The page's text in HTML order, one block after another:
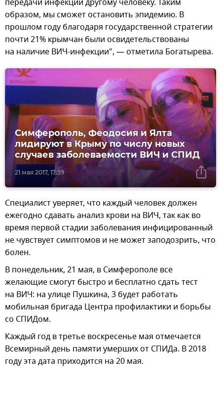
передачи инфекции другому человеку. Таким
образом, мы сможет остановить эпидемию. В
прошлом году благодаря государственной стратегии
почти 21% крымчан были освидетельствованы
на наличие ВИЧ-инфекции", — отметила Богатырева.
21 мая 2017, 17:59
Симферополь, Феодосия и Ялта
лидируют в Крыму по числу новых
случаев заболеваемости ВИЧ и СПИД
Специалист уверяет, что каждый человек должен
ежегодно сдавать анализ крови на ВИЧ, так как во
время первой стадии заболевания инфицированный
не чувствует симптомов и не может заподозрить, что
болен.
В понедельник, 21 мая, в Симферополе все
желающие смогут быстро и бесплатно сдать тест
на ВИЧ: на улице Пушкина, 3 будет работать
мобильная бригада Центра профилактики и борьбы
со СПИДом.
Каждый год в третье воскресенье мая отмечается
Всемирный день памяти умерших от СПИДа. В 2018
году эта дата приходится на 20 мая.